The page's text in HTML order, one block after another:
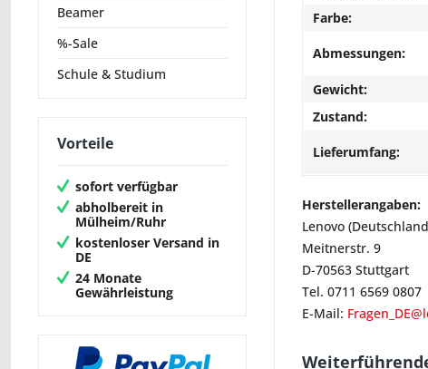
Beamer
%-Sale
Schule & Studium
Vorteile
sofort verfügbar
abholbereit in
Mülheim/Ruhr
kostenloser Versand in
DE
24 Monate
Gewährleistung
Farbe:
Abmessungen:
Gewicht:
Zustand:
Lieferumfang:
Herstellerangaben:
Lenovo
Meitnerstr. 9
D-70563 Stuttgart
Tel. 0711 6569 0807
E-Mail:
Weiterführende